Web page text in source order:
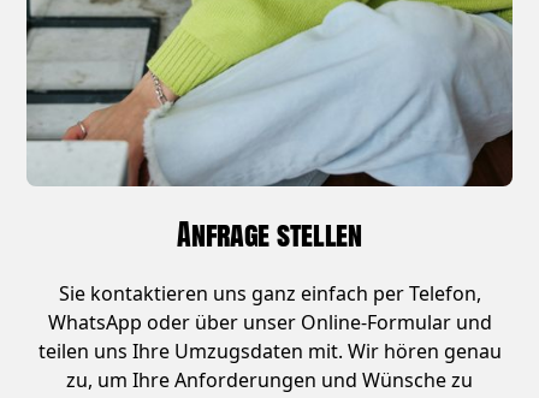
Anfrage stellen
Sie kontaktieren uns ganz einfach per Telefon,
WhatsApp oder über unser Online-Formular und
teilen uns Ihre Umzugsdaten mit. Wir hören genau
zu, um Ihre Anforderungen und Wünsche zu